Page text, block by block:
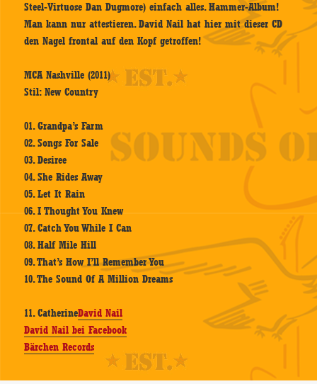
Steel-Virtuose Dan Dugmore) einfach alles. Hammer-Album!
Man kann nur attestieren. David Nail hat hier mit dieser CD
den Nagel frontal auf den Kopf getroffen!
MCA Nashville (2011)
Stil: New Country
01. Grandpa’s Farm
02. Songs For Sale
03. Desiree
04. She Rides Away
05. Let It Rain
06. I Thought You Knew
07. Catch You While I Can
08. Half Mile Hill
09. That’s How I’ll Remember You
10. The Sound Of A Million Dreams
11. CatherineDavid Nail
David Nail bei Facebook
Bärchen Records